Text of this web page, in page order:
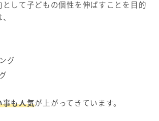
として子どもの個性を伸ばすことを目的
グ
事も人気が上がってきています。